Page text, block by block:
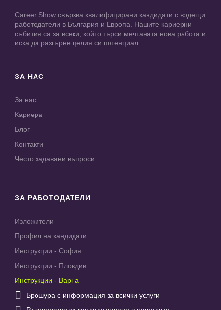
Career Show свързва квалифицирани кандидати с водещи
работодатели в България и Европа. Нашите кариерни
събития са за всеки, който търси мечтаната нова работа и
иска да разгърне целия си потенциал.
ЗА НАС
За нас
Кариера
Блог
Контакти
Често задавани въпроси
ЗА РАБОТОДАТЕЛИ
Изложители
Профил на кандидати
Инструкции - София
Инструкции - Пловдив
Инструкции - Варна
 Брошура с информация за всички услуги